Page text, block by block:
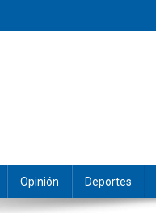
Opinión Deportes